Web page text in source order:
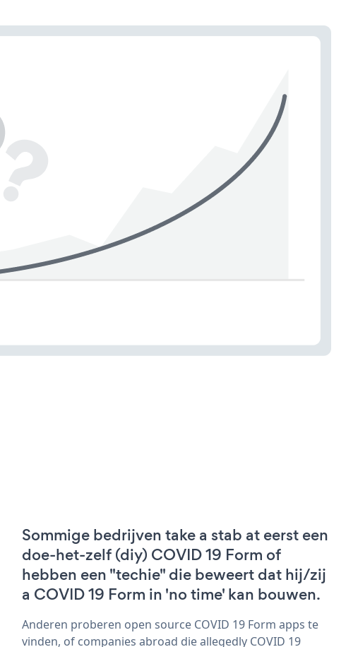
Sommige bedrijven take a stab at eerst een
doe-het-zelf (diy) COVID 19 Form of
hebben een "techie" die beweert dat hij/zij
a COVID 19 Form in 'no time' kan bouwen.
Anderen proberen open source COVID 19 Form apps te
vinden, of companies abroad die allegedly COVID 19